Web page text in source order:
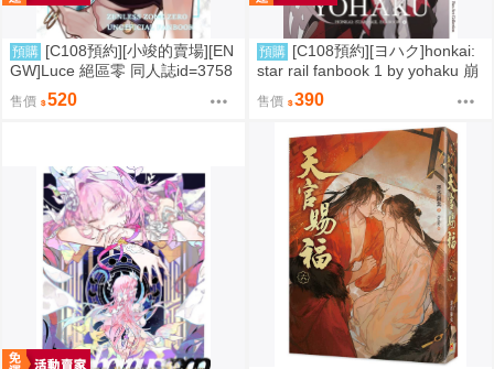
預購 [C108預約][小竣的賣場][EN
GW]Luce 絕區零 同人誌id=3758
售價 520
預購 [C108預約][ヨハク]honkai:
star rail fanbook 1 by yohaku 崩
壞：星穹鐵道 同人誌id=3767971
售價 390